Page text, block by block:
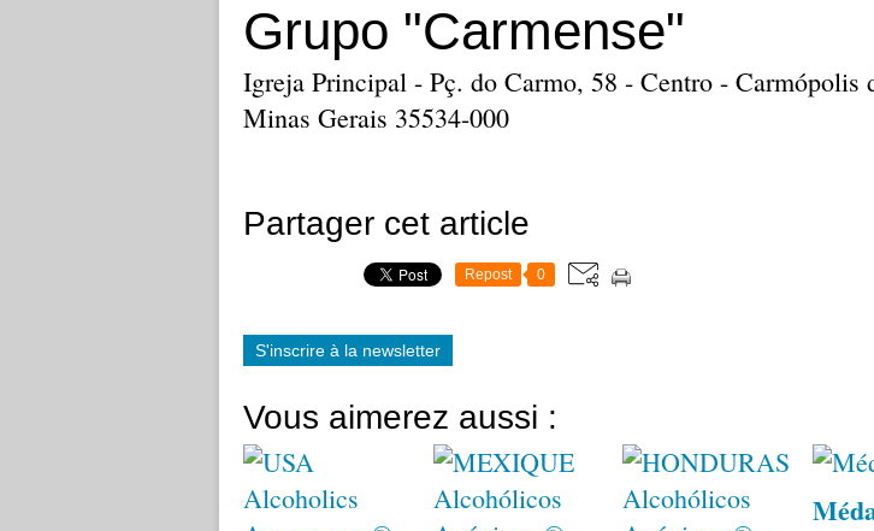
Grupo "Carmense"
Igreja Principal - Pç. do Carmo, 58 - Centro - Carmópolis
Minas Gerais 35534-000
Partager cet article
Repost 0
S'inscrire à la newsletter
Vous aimerez aussi :